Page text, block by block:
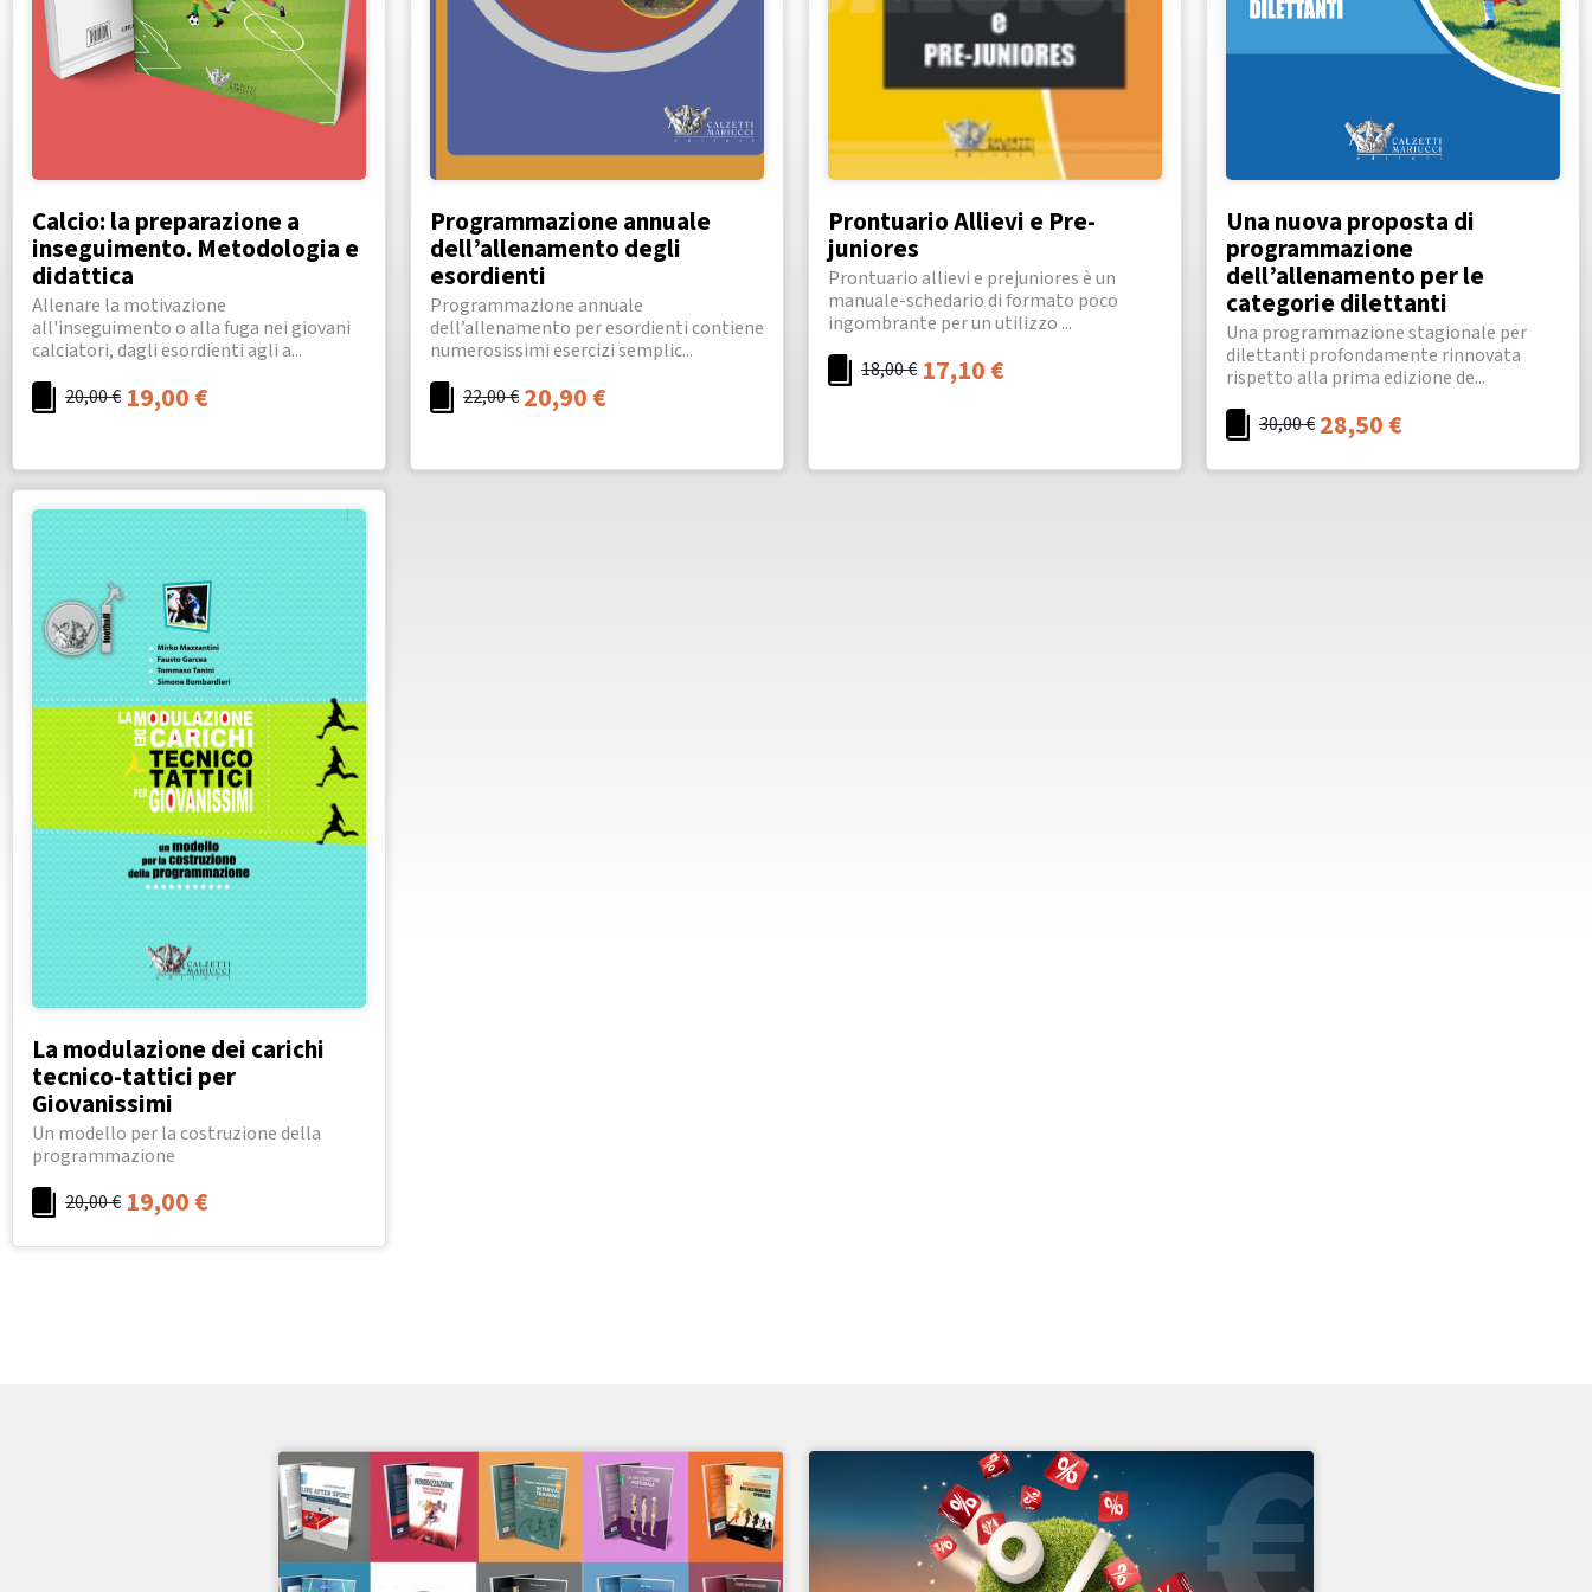
Calcio: la preparazione a
inseguimento. Metodologia e
didattica
Allenare la motivazione
all'inseguimento o alla fuga nei giovani
calciatori, dagli esordienti agli a...
20,00€ 19,00€
Programmazione annuale
dell’allenamento degli
esordienti
Programmazione annuale
dell’allenamento per esordienti contiene
numerosissimi esercizi semplic...
22,00€ 20,90€
Prontuario Allievi e Pre-
juniores
Prontuario allievi e prejuniores è un
manuale-schedario di formato poco
ingombrante per un utilizzo ...
18,00€ 17,10€
Una nuova proposta di
programmazione
dell’allenamento per le
categorie dilettanti
Una programmazione stagionale per
dilettanti profondamente rinnovata
rispetto alla prima edizione de...
30,00€ 28,50€
La modulazione dei carichi
tecnico-tattici per
Giovanissimi
Un modello per la costruzione della
programmazione
20,00€ 19,00€